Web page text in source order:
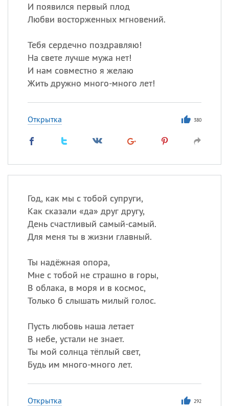
И появился первый плод
Любви восторженных мгновений.
Тебя сердечно поздравляю!
На свете лучше мужа нет!
И нам совместно я желаю
Жить дружно много-много лет!
Открытка 380
Год, как мы с тобой супруги,
Как сказали «да» друг другу,
День счастливый самый-самый.
Для меня ты в жизни главный.
Ты надёжная опора,
Мне с тобой не страшно в горы,
В облака, в моря и в космос,
Только б слышать милый голос.
Пусть любовь наша летает
В небе, устали не знает.
Ты мой солнца тёплый свет,
Будь им много-много лет.
Открытка 292